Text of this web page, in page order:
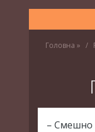
Головна »
– Смешно